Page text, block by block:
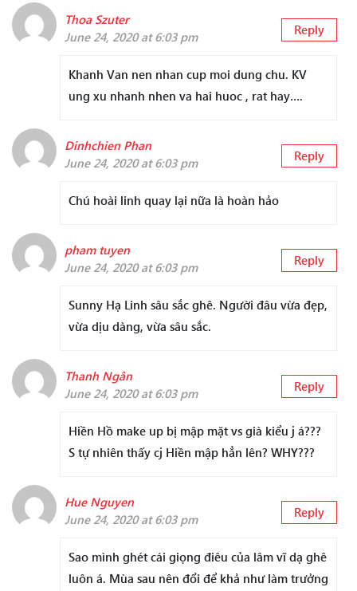
Thoa Szuter
June 24, 2020 at 6:03 pm
Reply
Khanh Van nen nhan cup moi dung chu. KV
ung xu nhanh nhen va hai huoc , rat hay….
Dinhchien Phan
June 24, 2020 at 6:03 pm
Reply
Chú hoài linh quay lại nữa là hoàn hảo
pham tuyen
June 24, 2020 at 6:03 pm
Reply
Sunny Hạ Linh sâu sắc ghê. Người đâu vừa đẹp,
vừa dịu dàng, vừa sâu sắc.
Thanh Ngân
June 24, 2020 at 6:03 pm
Reply
Hiền Hồ make up bị mập mặt vs già kiểu j á???
S tự nhiên thấy cj Hiền mập hẳn lên? WHY???
Hue Nguyen
June 24, 2020 at 6:03 pm
Reply
Sao mình ghét cái giọng điêu của lâm vĩ dạ ghê
luôn á. Mùa sau nên đổi để khả như làm trưởng